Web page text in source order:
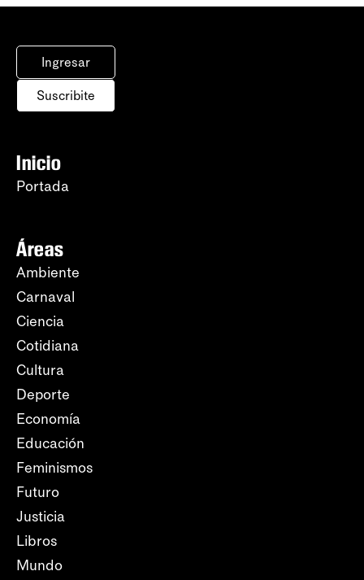
Ingresar
Suscribite
Inicio
Portada
Áreas
Ambiente
Carnaval
Ciencia
Cotidiana
Cultura
Deporte
Economía
Educación
Feminismos
Futuro
Justicia
Libros
Mundo